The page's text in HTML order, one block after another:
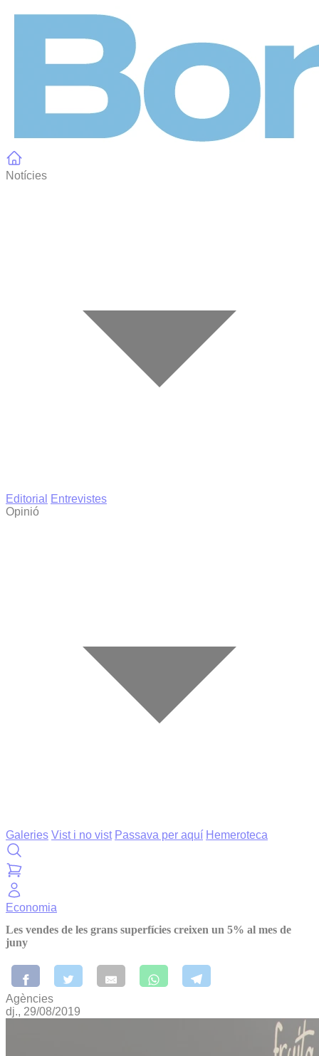
Notícies
Editorial
Entrevistes
Opinió
Galeries Vist i no vist Passava per aquí Hemeroteca
Economia
Les vendes de les grans superfícies creixen un 5% al mes de
juny
Agències
dj., 29/08/2019